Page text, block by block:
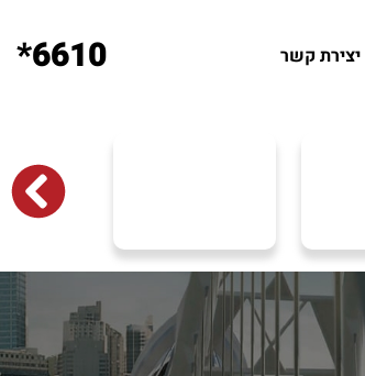
יצירת קשר 6610*